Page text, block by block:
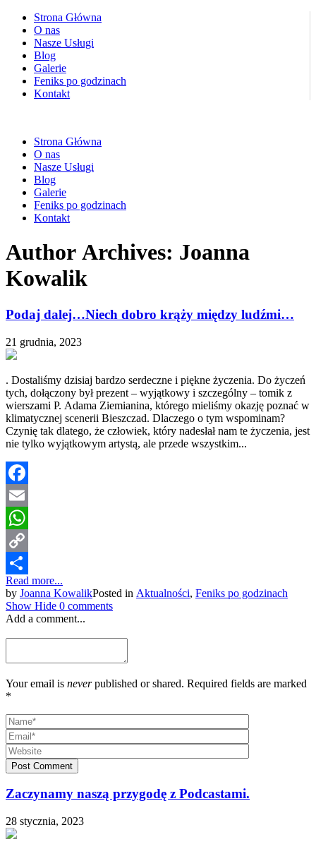
Strona Główna
O nas
Nasze Usługi
Blog
Galerie
Feniks po godzinach
Kontakt
Strona Główna
O nas
Nasze Usługi
Blog
Galerie
Feniks po godzinach
Kontakt
Author Archives: Joanna
Kowalik
Podaj dalej…Niech dobro krąży między ludźmi…
21 grudnia, 2023
. Dostaliśmy dzisiaj bardzo serdeczne i piękne życzenia. Do życzeń
tych, dołączony był prezent – wyjątkowy i szczególny – tomik z
wierszami P. Adama Ziemianina, którego mieliśmy okazję poznać w
klimatycznej scenerii Bieszczad. Dlaczego o tym wspominam?
Czynię tak dlatego, że człowiek, który nadesłał nam te życzenia, jest
nie tylko wyjątkowym artystą, ale przede wszystkim...
Facebook
Email
WhatsApp
Copy
Link
Share
Read more...
by Joanna KowalikPosted in Aktualności, Feniks po godzinach
Show Hide 0 comments
Add a comment...
Your email is neverpublished or shared. Required fields are marked
*
Post Comment
Zaczynamy naszą przygodę z Podcastami.
28 stycznia, 2023